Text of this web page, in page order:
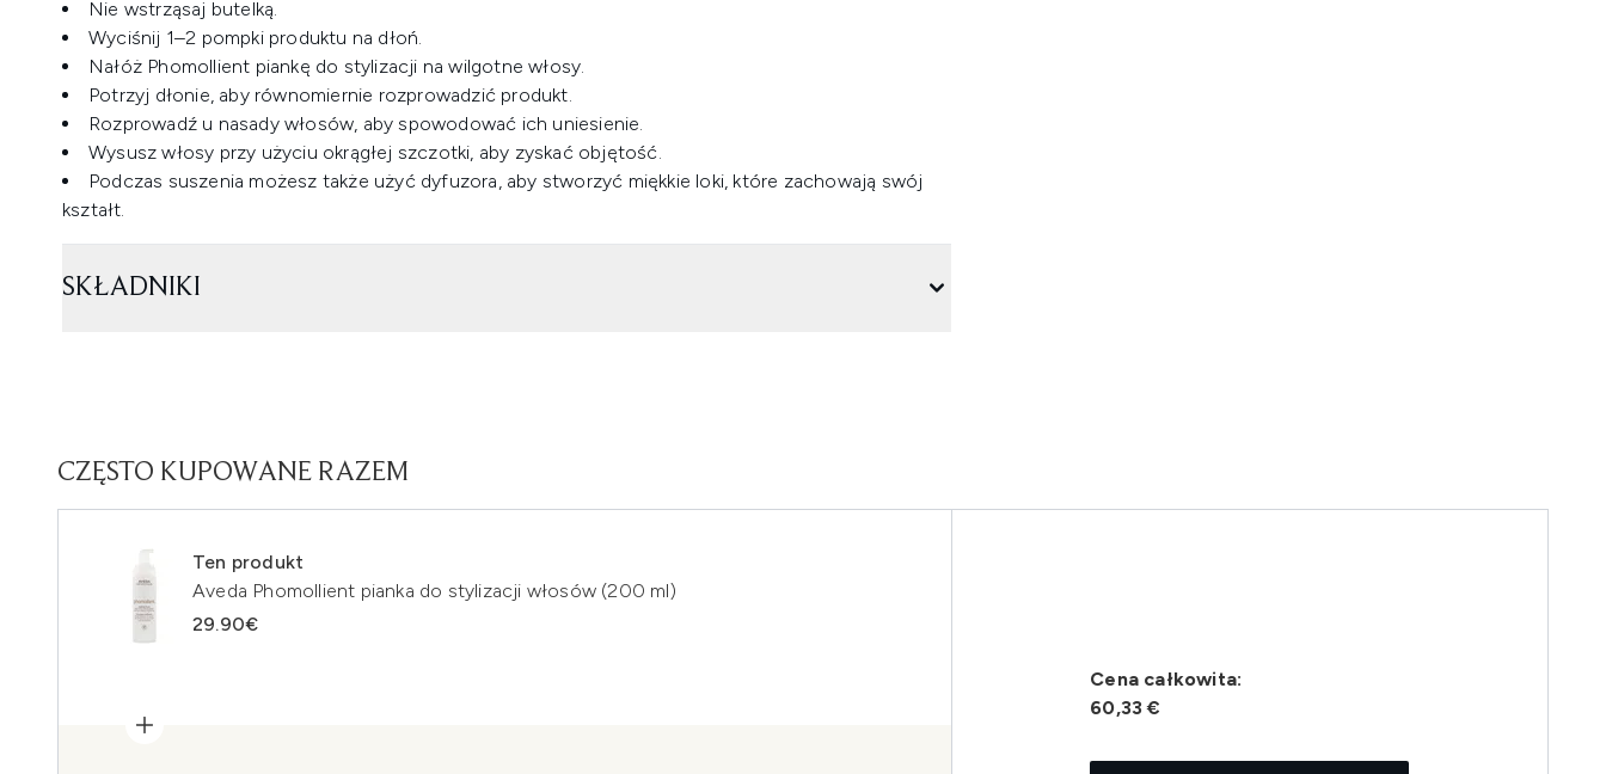
Nie wstrząsaj butelką.
Wyciśnij 1–2 pompki produktu na dłoń.
Nałóż Phomollient piankę do stylizacji na wilgotne włosy.
Potrzyj dłonie, aby równomiernie rozprowadzić produkt.
Rozprowadź u nasady włosów, aby spowodować ich uniesienie.
Wysusz włosy przy użyciu okrągłej szczotki, aby zyskać objętość.
Podczas suszenia możesz także użyć dyfuzora, aby stworzyć miękkie loki, które zachowają swój
kształt.
SKŁADNIKI
CZĘSTO KUPOWANE RAZEM
Ten produkt
Aveda Phomollient pianka do stylizacji włosów (200 ml)
29.90€
Cena całkowita:
60,33 €